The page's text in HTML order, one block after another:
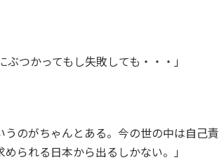
つかってもし失敗しても・・・」
のがちゃんとある。今の世の中は自己責
られる日本から出るしかない。」